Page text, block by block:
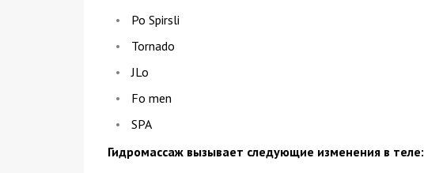
Po Spirsli
Tornado
JLo
Fo men
SPA
Гидромассаж вызывает следующие изменения в теле: